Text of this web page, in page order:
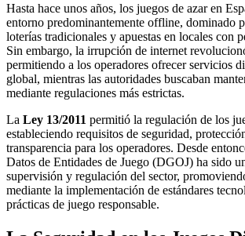
Hasta hace unos años, los juegos de azar en
entorno predominantemente offline, dominado
loterías tradicionales y apuestas en locales con
Sin embargo, la irrupción de internet
permitiendo a los operadores ofrecer servicios
global, mientras las autoridades buscaban
mediante regulaciones más estrictas.
La Ley 13/2011 permitió la regulación de los
estableciendo requisitos de seguridad,
transparencia para los operadores. Desde
Datos de Entidades de Juego (DGOJ) ha sido
supervisión y regulación del sector,
mediante la implementación de estándares
prácticas de juego responsable.